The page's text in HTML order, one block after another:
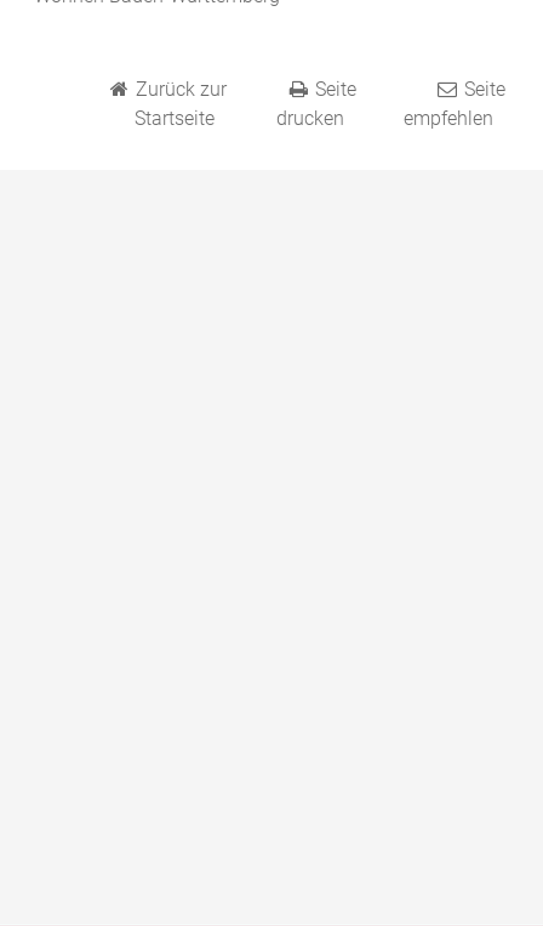
Zurück zur
Startseite
Seite
drucken
Seite
empfehlen